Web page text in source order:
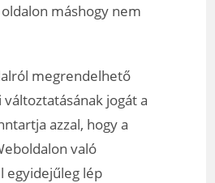
máshogy nem
megrendelhető
jogát a
azzal, hogy a
való
egyidejűleg lép